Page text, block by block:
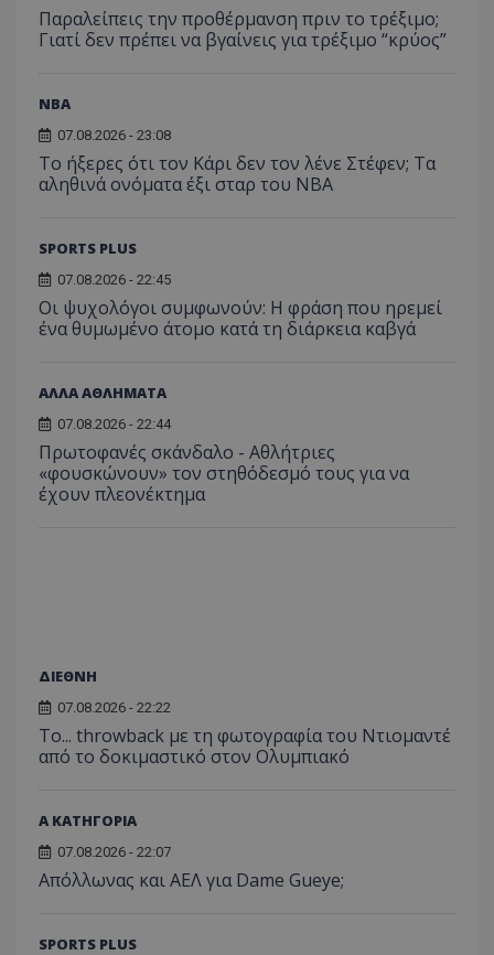
Παραλείπεις την προθέρμανση πριν το τρέξιμο;
Γιατί δεν πρέπει να βγαίνεις για τρέξιμο “κρύος”
NBA
07.08.2026 - 23:08
Το ήξερες ότι τον Κάρι δεν τον λένε Στέφεν; Τα
αληθινά ονόματα έξι σταρ του NBA
SPORTS PLUS
07.08.2026 - 22:45
Οι ψυχολόγοι συμφωνούν: Η φράση που ηρεμεί
ένα θυμωμένο άτομο κατά τη διάρκεια καβγά
ΑΛΛΑ ΑΘΛΗΜΑΤΑ
07.08.2026 - 22:44
Πρωτοφανές σκάνδαλο - Aθλήτριες
«φουσκώνουν» τον στηθόδεσμό τους για να
έχουν πλεονέκτημα
ΔΙΕΘΝΗ
07.08.2026 - 22:22
Το... throwback με τη φωτογραφία του Ντιομαντέ
από το δοκιμαστικό στον Ολυμπιακό
Α ΚΑΤΗΓΟΡΙΑ
07.08.2026 - 22:07
Απόλλωνας και ΑΕΛ για Dame Gueye;
SPORTS PLUS